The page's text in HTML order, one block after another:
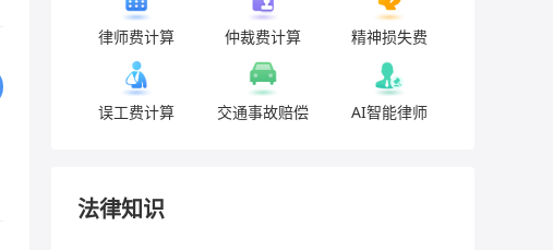
律师费计算 仲裁费计算 精神损失费
误工费计算 交通事故赔偿 AI智能律师
法律知识